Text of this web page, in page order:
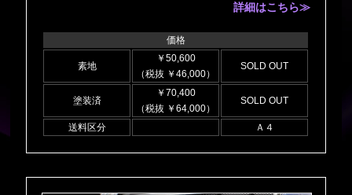
詳細はこちら≫
価格
素地
￥50,600
（税抜 ￥46,000）
SOLD OUT
塗装済
￥70,400
（税抜 ￥64,000）
SOLD OUT
送料区分 Ａ４